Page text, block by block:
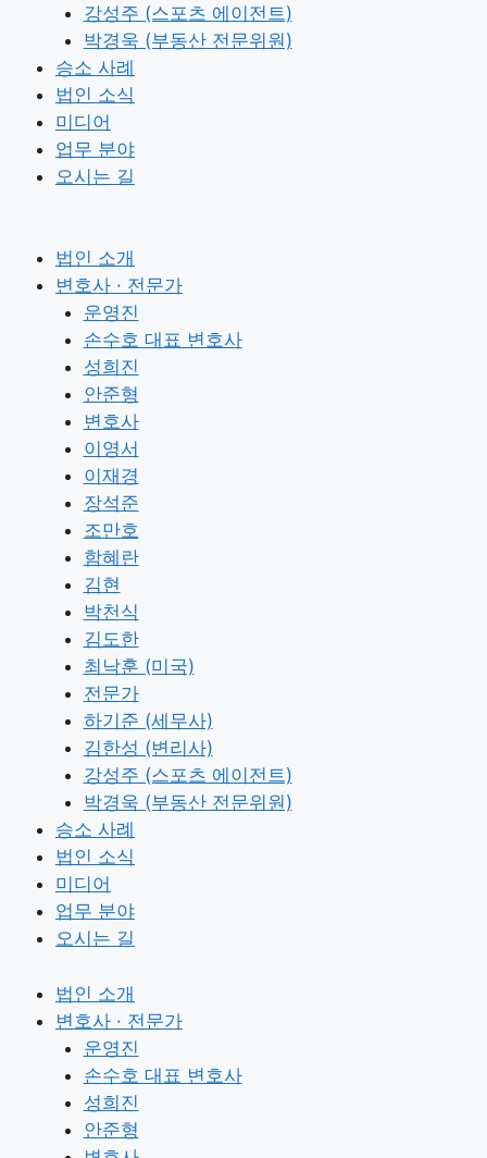
강성주 (스포츠 에이전트)
박경욱 (부동산 전문위원)
승소 사례
법인 소식
미디어
업무 분야
오시는 길
법인 소개
변호사 · 전문가
운영진
손수호 대표 변호사
성희진
안준형
변호사
이영서
이재경
장석준
조만호
함혜란
김현
박천식
김도한
최낙훈 (미국)
전문가
하기준 (세무사)
김한성 (변리사)
강성주 (스포츠 에이전트)
박경욱 (부동산 전문위원)
승소 사례
법인 소식
미디어
업무 분야
오시는 길
법인 소개
변호사 · 전문가
운영진
손수호 대표 변호사
성희진
안준형